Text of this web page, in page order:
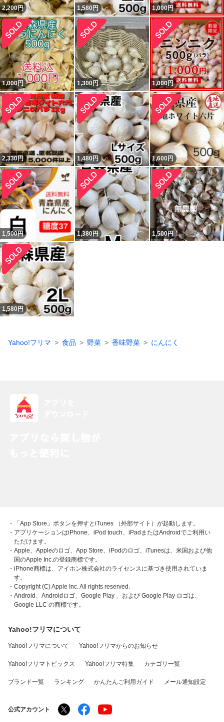
2,200円 1,580 円 1,000円
1,000円 1,300円 1,000円
2,330円 1,480 円 1,600円
1,500円 1,380円 1,500円
1,580 円
Yahoo!フリマ 食品 野菜 香味野菜 にんにく
・「App Store」ボタンを押すとiTunes （外部サイト）が起動します。
・アプリケーションはiPhone、iPod touch、iPadまたはAndroidでご利用い
ただけます。
・Apple、Appleのロゴ、App Store、iPodのロゴ、iTunesは、米国および他
国のApple Inc.の登録商標です。
・iPhone商標は、アイホン株式会社のライセンスに基づき使用されていま
す。
・Copyright (C) Apple Inc. All rights reserved.
・Android、Androidロゴ、Google Play 、および Google Play ロゴは、
Google LLC の商標です。
Yahoo!フリマについて
Yahoo!フリマについて Yahoo!フリマからのお知らせ
Yahoo!フリマトピックス Yahoo!フリマ特集 カテゴリ一覧
ブランド一覧 ランキング かんたんご利用ガイド メール通知設定
公式アカウント